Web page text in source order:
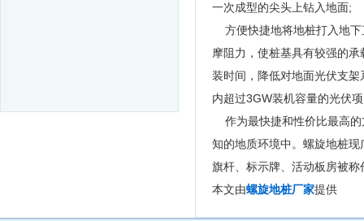
一次成型的尖头上钻入地面;
方便快捷地将地桩打入地下
摩阻力，使桩基具有较强的
装时间，降低对地面光伏支
内超过3GW装机容量的光伏
作为最快捷和性价比最高的
知的地质环境中。螺旋地桩
旗杆、标示牌、活动板房被
本文由螺旋地桩厂家提供